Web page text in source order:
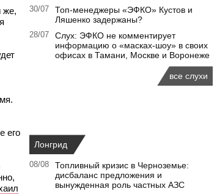
же,
его
30/07
Топ-менеджеры «ЭФКО» Кустов и
Ляшенко задержаны?
28/07
Слух: ЭФКО не комментирует
информацию о «масках-шоу» в своих
офисах в Тамани, Москве и Воронеже
все слухи
Лонгрид
08/08
Топливный кризис в Черноземье:
дисбаланс предложения и
вынужденная роль частных АЗС